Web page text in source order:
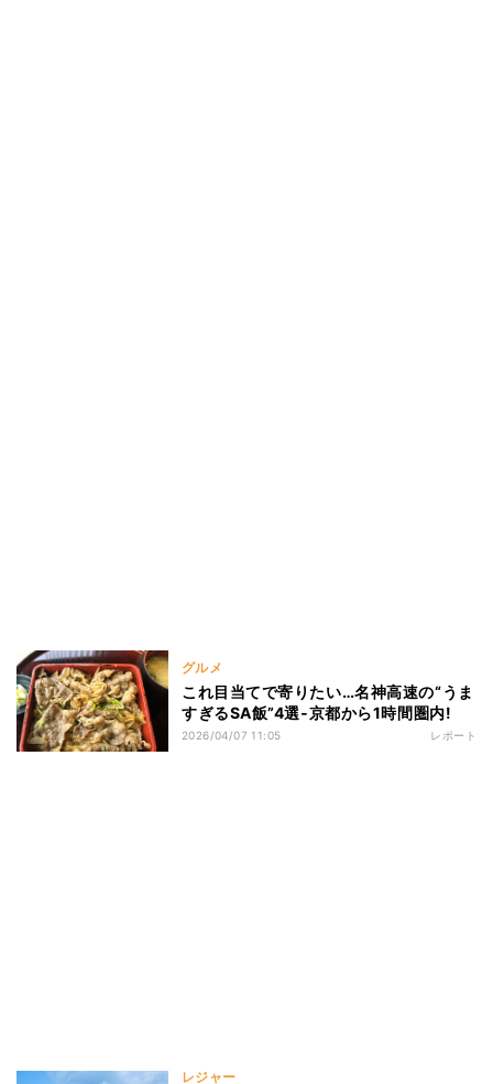
グルメ
これ目当てで寄りたい…名神高速の“うま
すぎるSA飯”4選‐京都から1時間圏内!
2026/04/07 11:05 レポート
レジャー